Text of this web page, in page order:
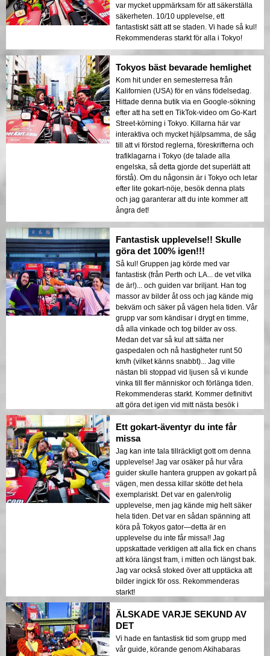
var mycket uppmärksam för att säkerställa
säkerheten. 10/10 upplevelse, ett
fantastiskt sätt att se staden. Vi hade så kul!
Rekommenderas starkt för alla i Tokyo!
Tokyos bäst bevarade hemlighet
Kom hit under en semesterresa från
Kalifornien (USA) för en väns födelsedag.
Hittade denna butik via en Google-sökning
efter att ha sett en TikTok-video om Go-Kart
Street-körning i Tokyo. Killarna här var
interaktiva och mycket hjälpsamma, de såg
till att vi förstod reglerna, föreskrifterna och
trafiklagarna i Tokyo (de talade alla
engelska, så detta gjorde det superlätt att
förstå). Om du någonsin är i Tokyo och letar
efter lite gokart-nöje, besök denna plats
och jag garanterar att du inte kommer att
ångra det!
Fantastisk upplevelse!! Skulle
göra det 100% igen!!!
Så kul! Gruppen jag körde med var
fantastisk (från Perth och LA... de vet vilka
de är!)... och guiden var briljant. Han tog
massor av bilder åt oss och jag kände mig
bekväm och säker på vägen hela tiden. Vår
grupp var som kändisar i drygt en timme,
då alla vinkade och tog bilder av oss.
Medan det var så kul att sätta ner
gaspedalen och nå hastigheter runt 50
km/h (vilket känns snabbt)... Jag ville
nästan bli stoppad vid ljusen så vi kunde
vinka till fler människor och förlänga tiden.
Rekommenderas starkt. Kommer definitivt
att göra det igen vid mitt nästa besök i
Tokyo.
Ett gokart-äventyr du inte får
missa
Jag kan inte tala tillräckligt gott om denna
upplevelse! Jag var osäker på hur våra
guider skulle hantera gruppen av gokart på
vägen, men dessa killar skötte det hela
exemplariskt. Det var en galen/rolig
upplevelse, men jag kände mig helt säker
hela tiden. Det var en sådan spänning att
köra på Tokyos gator—detta är en
upplevelse du inte får missa!! Jag
uppskattade verkligen att alla fick en chans
att köra längst fram, i mitten och längst bak.
Jag var också stoked över att upptäcka att
bilder ingick för oss. Rekommenderas
starkt!
ÄLSKADE VARJE SEKUND AV
DET
Vi hade en fantastisk tid som grupp med
vår guide, körande genom Akihabaras